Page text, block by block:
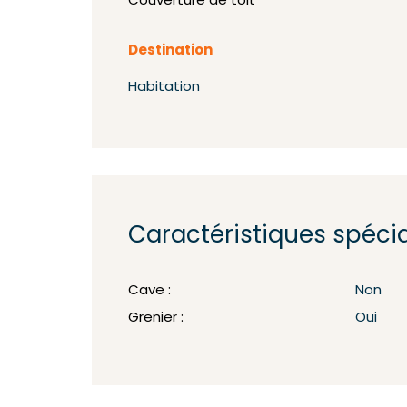
Destination
Habitation
Caractéristiques
Cave :
Non
Grenier :
Oui